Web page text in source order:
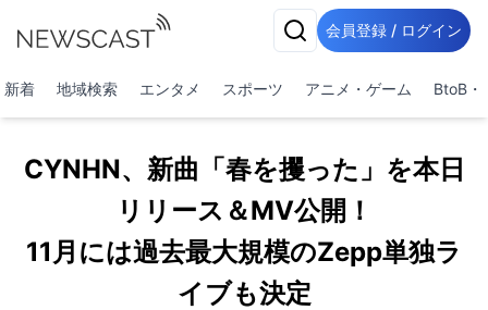
会員登録 / ログイン
新着 地域検索 エンタメ スポーツ アニメ・ゲーム BtoB・
CYNHN、新曲「春を攫った」を本日
リリース＆MV公開！
11月には過去最大規模のZepp単独ラ
イブも決定